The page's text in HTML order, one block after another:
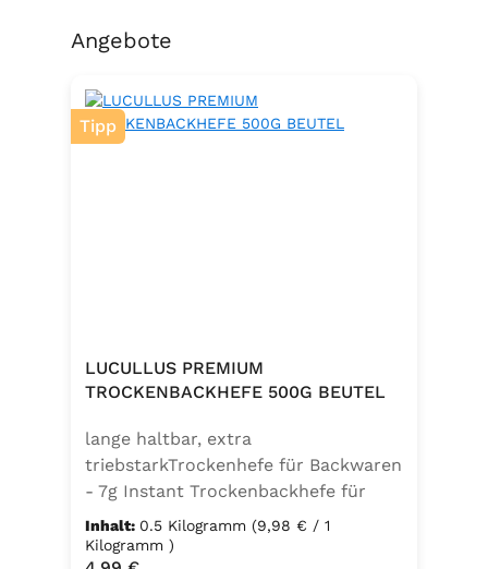
Produktgalerie überspringen
Angebote
Tipp
LUCULLUS PREMIUM
TROCKENBACKHEFE 500G BEUTEL
lange haltbar, extra
triebstarkTrockenhefe für Backwaren
- 7g Instant Trockenbackhefe für
500g Weizenmehl, entspricht 25g
FrischhefeZutaten: Trockenbackhefe,
Inhalt: 0.5 Kilogramm (9,98 € / 1
Kilogramm )